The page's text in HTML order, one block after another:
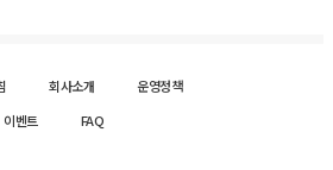
회사소개
운영정책
이벤트 FAQ